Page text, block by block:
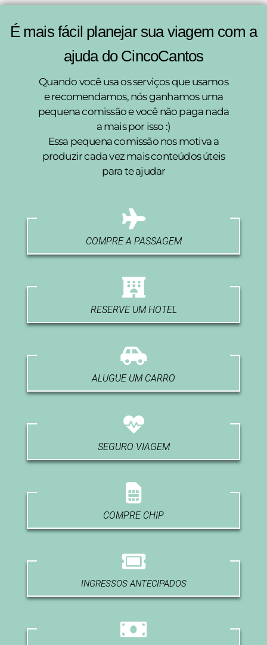
É mais fácil planejar sua viagem com a
ajuda do CincoCantos
Quando você usa os serviços que usamos
e recomendamos, nós ganhamos uma
pequena comissão e você não paga nada
a mais por isso :)
Essa pequena comissão nos motiva a
produzir cada vez mais conteúdos úteis
para te ajudar
COMPRE A PASSAGEM
RESERVE UM HOTEL
ALUGUE UM CARRO
SEGURO VIAGEM
COMPRE CHIP
INGRESSOS ANTECIPADOS